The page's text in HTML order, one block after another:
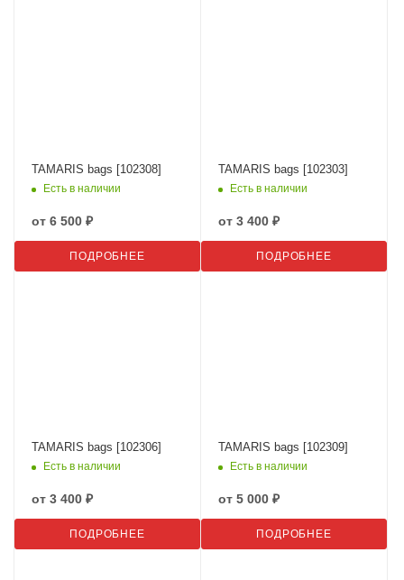
TAMARIS bags [102308]
Есть в наличии
от 6 500 ₽
ПОДРОБНЕЕ
TAMARIS bags [102303]
Есть в наличии
от 3 400 ₽
ПОДРОБНЕЕ
TAMARIS bags [102306]
Есть в наличии
от 3 400 ₽
ПОДРОБНЕЕ
TAMARIS bags [102309]
Есть в наличии
от 5 000 ₽
ПОДРОБНЕЕ